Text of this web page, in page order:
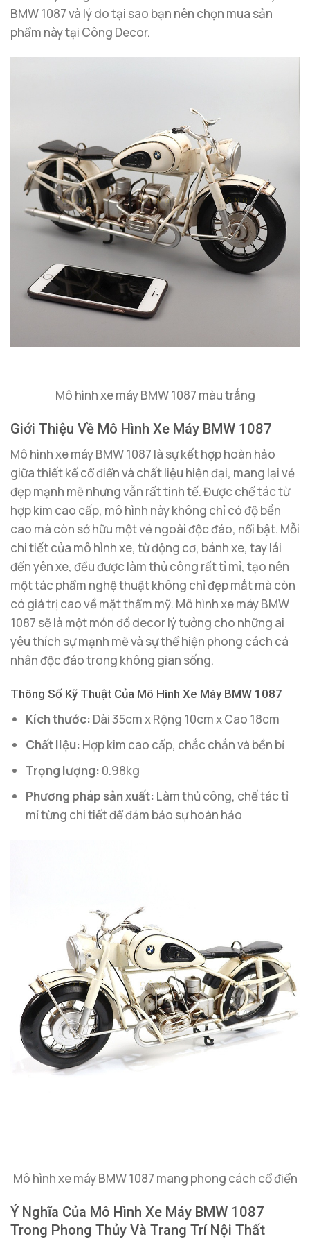
BMW 1087 và lý do tại sao bạn nên chọn mua sản
phẩm này tại Công Decor.
Mô hình xe máy BMW 1087 màu trắng
Giới Thiệu Về Mô Hình Xe Máy BMW 1087
Mô hình xe máy BMW 1087 là sự kết hợp hoàn hảo
giữa thiết kế cổ điển và chất liệu hiện đại, mang lại vẻ
đẹp mạnh mẽ nhưng vẫn rất tinh tế. Được chế tác từ
hợp kim cao cấp, mô hình này không chỉ có độ bền
cao mà còn sở hữu một vẻ ngoài độc đáo, nổi bật. Mỗi
chi tiết của mô hình xe, từ động cơ, bánh xe, tay lái
đến yên xe, đều được làm thủ công rất tỉ mỉ, tạo nên
một tác phẩm nghệ thuật không chỉ đẹp mắt mà còn
có giá trị cao về mặt thẩm mỹ. Mô hình xe máy BMW
1087 sẽ là một món đồ decor lý tưởng cho những ai
yêu thích sự mạnh mẽ và sự thể hiện phong cách cá
nhân độc đáo trong không gian sống.
Thông Số Kỹ Thuật Của Mô Hình Xe Máy BMW 1087
Kích thước: Dài 35cm x Rộng 10cm x Cao 18cm
Chất liệu: Hợp kim cao cấp, chắc chắn và bền bỉ
Trọng lượng: 0.98kg
Phương pháp sản xuất: Làm thủ công, chế tác tỉ
mỉ từng chi tiết để đảm bảo sự hoàn hảo
Mô hình xe máy BMW 1087 mang phong cách cổ điển
Ý Nghĩa Của Mô Hình Xe Máy BMW 1087
Trong Phong Thủy Và Trang Trí Nội Thất